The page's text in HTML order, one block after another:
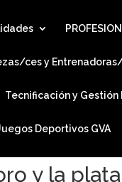
ces y
Tecnificación y
Deportivos GVA
y la